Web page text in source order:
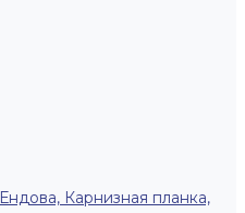
Карнизная планка,